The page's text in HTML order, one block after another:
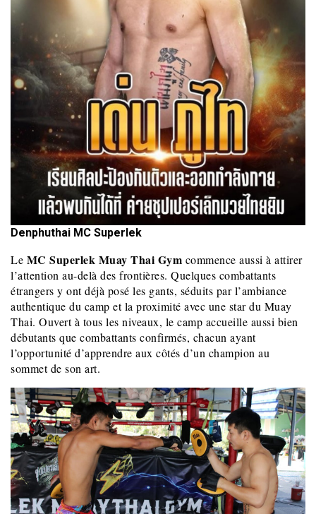
Denphuthai MC Superlek
Le MC Superlek Muay Thai Gym commence aussi à attirer
l’attention au-delà des frontières. Quelques combattants
étrangers y ont déjà posé les gants, séduits par l’ambiance
authentique du camp et la proximité avec une star du Muay
Thai. Ouvert à tous les niveaux, le camp accueille aussi bien
débutants que combattants confirmés, chacun ayant
l’opportunité d’apprendre aux côtés d’un champion au
sommet de son art.